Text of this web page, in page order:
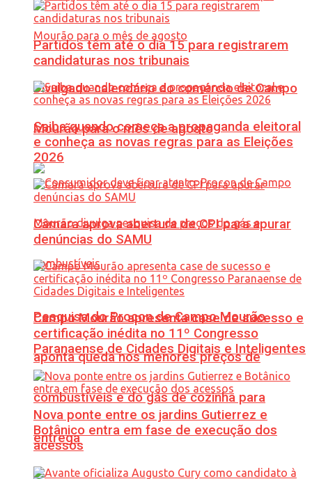
Divulgado calendário do comércio de Campo
Mourão para o mês de agosto
Pesquisa do Procon de Campo Mourão
aponta queda nos menores preços de
combustíveis e do gás de cozinha para
entrega
Partidos têm até o dia 15 para registrarem
candidaturas nos tribunais
Saiba quando começa a propaganda eleitoral
e conheça as novas regras para as Eleições
2026
Câmara aprova abertura de CPI para apurar
denúncias do SAMU
Campo Mourão apresenta case de sucesso e
certificação inédita no 11º Congresso
Paranaense de Cidades Digitais e Inteligentes
Nova ponte entre os jardins Gutierrez e
Botânico entra em fase de execução dos
acessos